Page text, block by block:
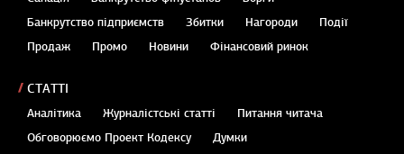
Банкрутство підприємств
Збитки Нагороди
Події
Продаж
Промо Новини Фінансовий ринок
СТАТТІ
Аналітика Журналістські статті
Питання читача
Обговорюємо Проект Кодексу
Думки